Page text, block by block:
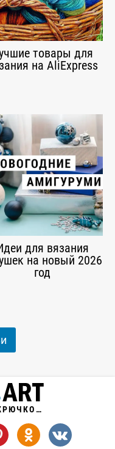
товары для
на AliExpress
для вязания
на новый 2026
год
СХЕМЫ ВЯЗАНИЯ КРЮЧКОМ